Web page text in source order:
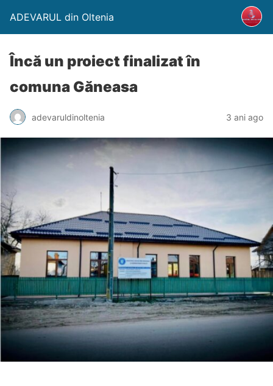
ADEVARUL din Oltenia
Încă un proiect finalizat în
comuna Găneasa
adevaruldinoltenia 3 ani ago